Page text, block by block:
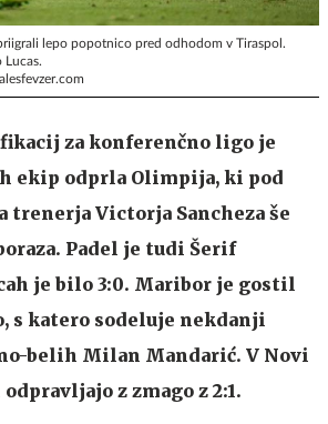
lepo popotnico pred odhodom v Tiraspol.
Lucas.
za konferenčno ligo je
ekip odprla Olimpija, ki pod
trenerja Victorja Sancheza še
Padel je tudi Šerif
je bilo 3:0. Maribor je gostil
s katero sodeluje nekdanji
belih Milan Mandarić. V Novi
z zmago z 2:1.